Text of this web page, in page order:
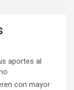
aportes al
con mayor